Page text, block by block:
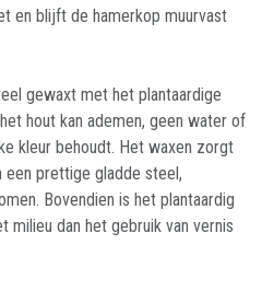
en blijft de hamerkop muurvast
gewaxt met het plantaardige
hout kan ademen, geen water of
kleur behoudt. Het waxen zorgt
een prettige gladde steel,
Bovendien is het plantaardig
milieu dan het gebruik van vernis